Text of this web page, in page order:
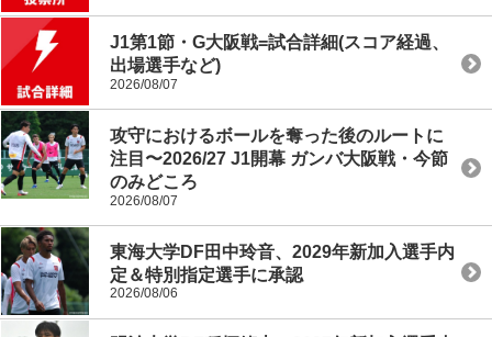
J1第1節・G大阪戦=試合詳細(スコア経過、
出場選手など)
2026/08/07
攻守におけるボールを奪った後のルートに
注目〜2026/27 J1開幕 ガンバ大阪戦・今節
のみどころ
2026/08/07
東海大学DF田中玲音、2029年新加入選手内
定＆特別指定選手に承認
2026/08/06